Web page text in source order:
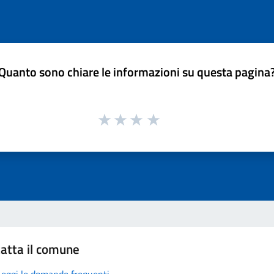
sono chiare le informazioni su questa
il comune